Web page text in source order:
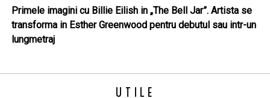
Primele imagini cu Billie Eilish in „The Bell Jar”. Artista se
transforma in Esther Greenwood pentru debutul sau intr-un
lungmetraj
UTILE